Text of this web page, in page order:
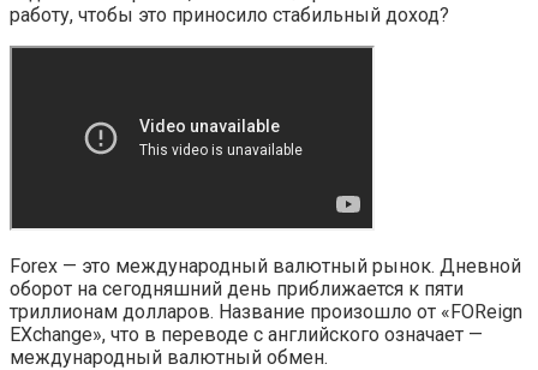
работу, чтобы это приносило стабильный доход?
Forex — это международный валютный рынок. Дневной
оборот на сегодняшний день приближается к пяти
триллионам долларов. Название произошло от «FOReign
EXchange», что в переводе с английского означает —
международный валютный обмен.